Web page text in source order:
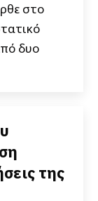
στο
δυο
της